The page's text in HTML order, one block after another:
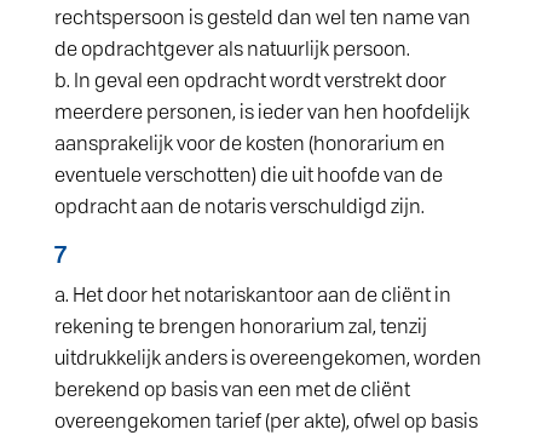
rechtspersoon is gesteld dan wel ten name van
de opdrachtgever als natuurlijk persoon.
In geval een opdracht wordt verstrekt door
meerdere personen, is ieder van hen hoofdelijk
aansprakelijk voor de kosten (honorarium en
eventuele verschotten) die uit hoofde van de
opdracht aan de notaris verschuldigd zijn.
7
Het door het notariskantoor aan de cliënt in
rekening te brengen honorarium zal, tenzij
uitdrukkelijk anders is overeengekomen, worden
berekend op basis van een met de cliënt
overeengekomen tarief (per akte), ofwel op basis